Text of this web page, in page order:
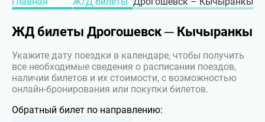
ЖД билеты Дрогошевск ─ Кычыранкы
Укажите дату поездки в календаре, чтобы получить
все необходимые сведения о расписании поездов,
наличии билетов и их стоимости, с возможностью
онлайн-бронирования или покупки билетов.
Обратный билет по направлению: